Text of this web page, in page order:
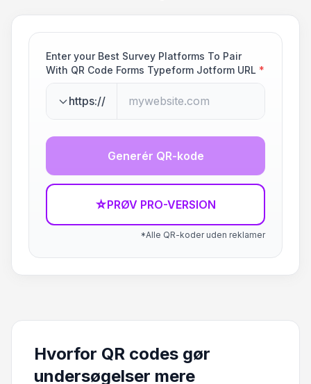
Enter your Best Survey Platforms To Pair
With QR Code Forms Typeform Jotform URL *
https://
Generér QR-kode
☆PRØV PRO-VERSION
*Alle QR-koder uden reklamer
Hvorfor QR codes gør
undersøgelser mere